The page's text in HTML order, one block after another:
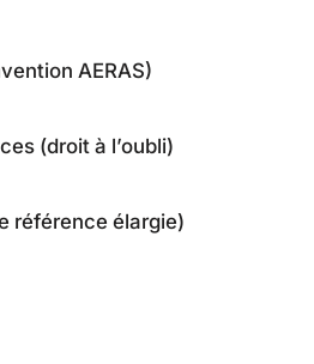
AERAS)
(droit à l’oubli)
référence élargie)